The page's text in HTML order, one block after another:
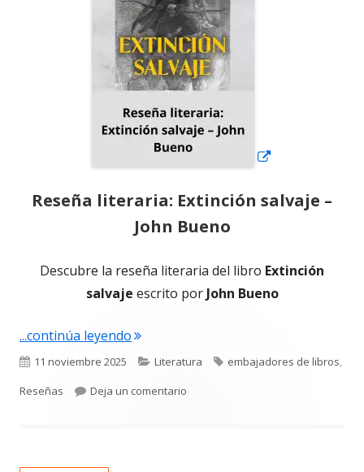
Reseña literaria: Extinción salvaje –
John Bueno
Descubre la reseña literaria del libro Extinción
salvaje escrito porJohn Bueno
...continúa leyendo"Reseña literaria: Extinción salvaje –
Publicado
el
11 noviembre 2025 Categorías
Literatura Etiquetas
embajadores de libros,
Reseñas
Deja un comentario